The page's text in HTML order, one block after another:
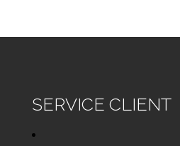
SERVICE CLIENT